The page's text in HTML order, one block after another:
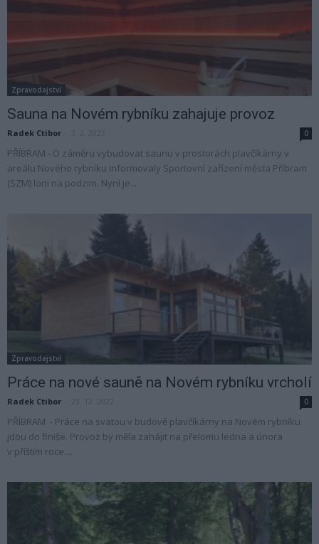
Zpravodajství
Sauna na Novém rybníku zahajuje provoz
Radek Ctibor 0
PŘÍBRAM - O záměru vybudovat saunu v prostorách plavčíkárny v
areálu Nového rybníku informovaly Sportovní zařízení města Příbram
(SZM) loni na podzim. Nyní je...
Zpravodajství
Práce na nové sauně na Novém rybníku vrcholí
Radek Ctibor 0
PŘÍBRAM - Práce na svatou v budově plavčíkárny na Novém rybníku
jdou do finiše. Provoz by měla zahájit na přelomu ledna a února
v příštím roce....